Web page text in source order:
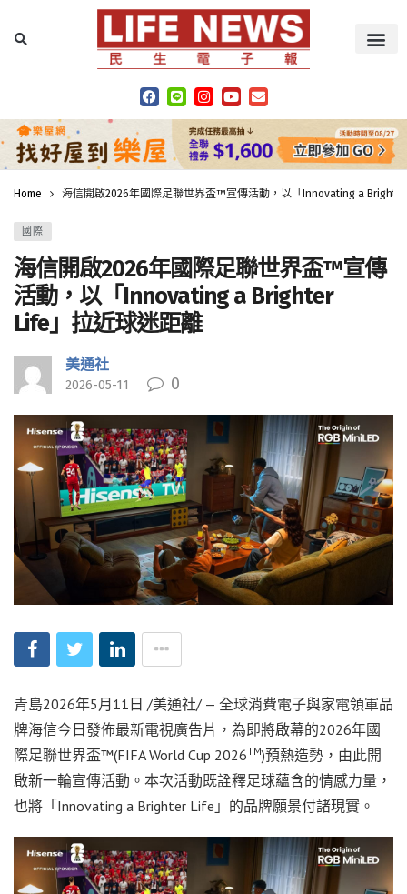
Home 海信開啟2026年國際足聯世界盃™宣傳活動，以「Innovating a
國際
海信開啟2026年國際足聯世界盃™宣傳
活動，以「Innovating a Brighter
Life」拉近球迷距離
美通社
2026-05-11 0
青島2026年5月11日 /美通社/ — 全球消費電子與家電領軍品
牌海信今日發佈最新電視廣告片，為即將啟幕的2026年國
際足聯世界盃™(FIFA World Cup 2026TM)預熱造勢，由此開
啟新一輪宣傳活動。本次活動既詮釋足球蘊含的情感力量，
也將「Innovating a Brighter Life」的品牌願景付諸現實。